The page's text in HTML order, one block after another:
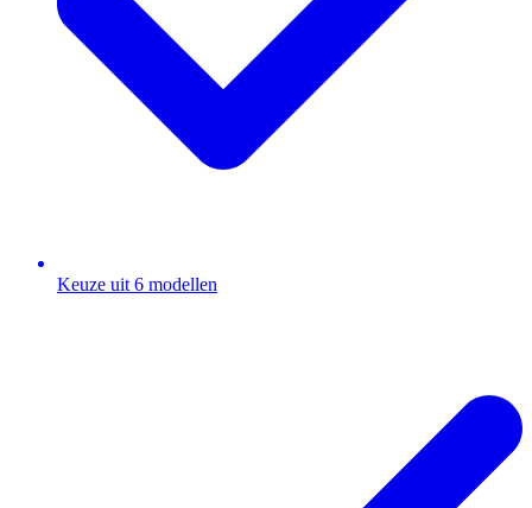
Keuze uit 6 modellen